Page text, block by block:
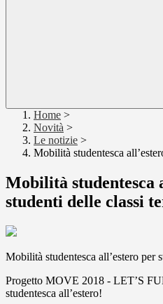
Home >
Novità >
Le notizie >
Mobilità studentesca
Mobilità studentesca
studenti delle classi
Mobilità studentesca all’estero per
Progetto MOVE 2018 - LET’S
studentesca all’estero!